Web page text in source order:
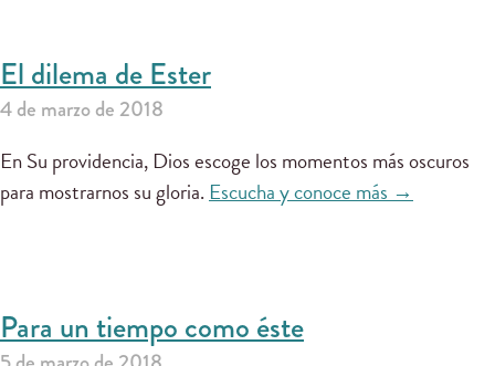
El dilema de Ester
4 de marzo de 2018
En Su providencia, Dios escoge los momentos más oscuros
para mostrarnos su gloria.Escucha y conoce más →
Para un tiempo como éste